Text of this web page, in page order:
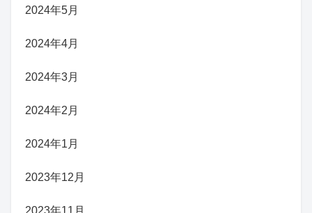
2024年5月
2024年4月
2024年3月
2024年2月
2024年1月
2023年12月